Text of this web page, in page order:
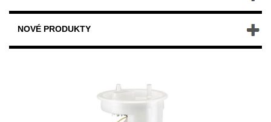
NOVÉ PRODUKTY